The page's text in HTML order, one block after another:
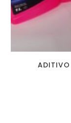
ADITIVO